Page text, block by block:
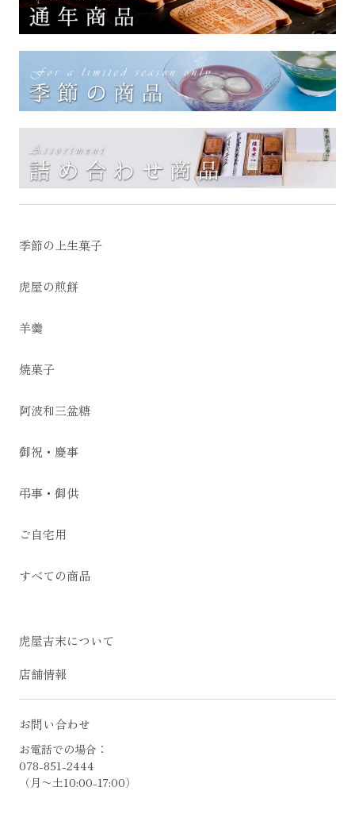
季節の上生菓子
虎屋の煎餅
羊羹
焼菓子
阿波和三盆糖
御祝・慶事
弔事・御供
ご自宅用
すべての商品
虎屋吉末について
店舗情報
お問い合わせ
お電話での場合：
078-851-2444
（月〜土10:00-17:00）